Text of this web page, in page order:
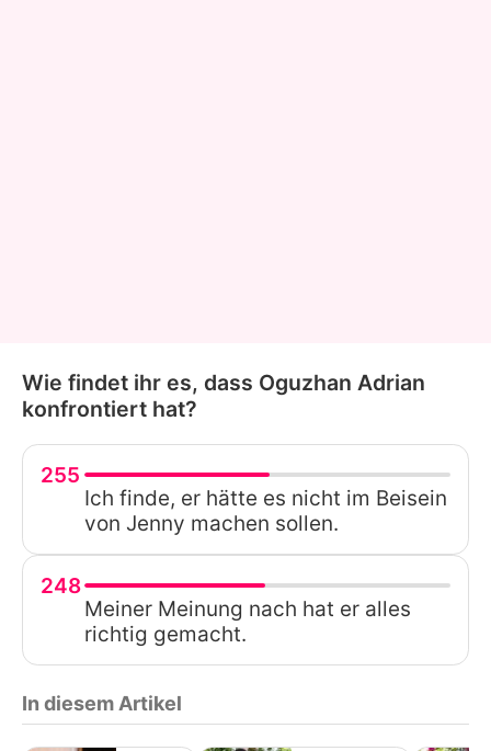
Wie findet ihr es, dass Oguzhan Adrian
konfrontiert hat?
255
Ich finde, er hätte es nicht im Beisein
von Jenny machen sollen.
248
Meiner Meinung nach hat er alles
richtig gemacht.
In diesem Artikel